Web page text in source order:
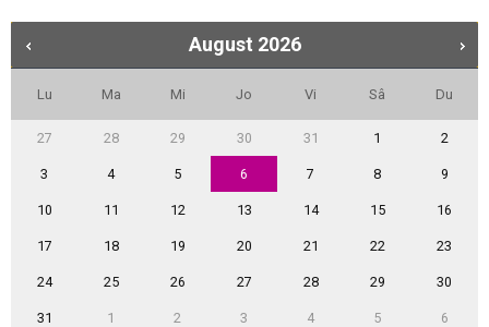
August 2026
Lu Ma Mi Jo Vi Sâ Du
27 28 29 30 31 1 2
3 4 5 6 7 8 9
10 11 12 13 14 15 16
17 18 19 20 21 22 23
24 25 26 27 28 29 30
31 1 2 3 4 5 6